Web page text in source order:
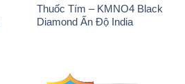
Thuốc Tím – KMNO4 Black
Diamond Ấn Độ India